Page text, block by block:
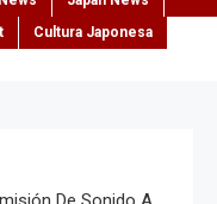
Cultura Japonesa